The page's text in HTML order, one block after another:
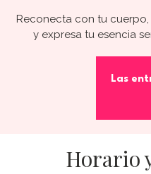
Reconecta con tu
y expresa tu esencia
Las
Horario